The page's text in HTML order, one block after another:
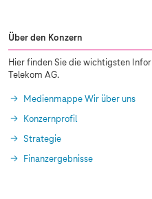
Über den Konzern
Hier finden Sie die wichtigsten
Telekom AG.
Medienmappe Wir über uns
Konzernprofil
Strategie
Finanzergebnisse